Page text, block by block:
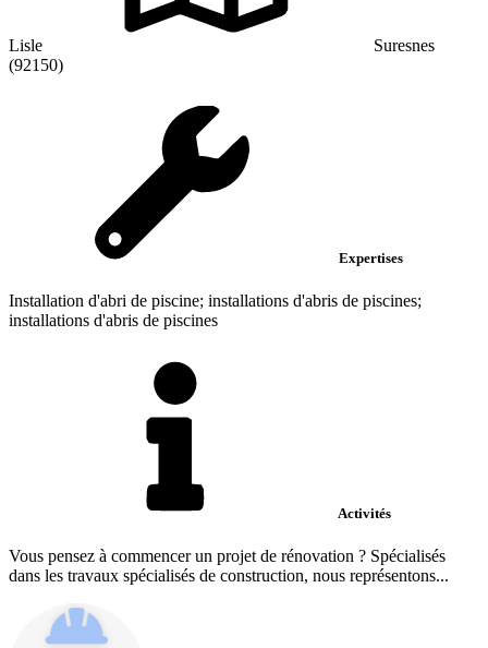
Lisle
Suresnes
(92150)
Expertises
Installation d'abri de piscine; installations d'abris de piscines;
installations d'abris de piscines
Activités
Vous pensez à commencer un projet de rénovation ? Spécialisés
dans les travaux spécialisés de construction, nous représentons...